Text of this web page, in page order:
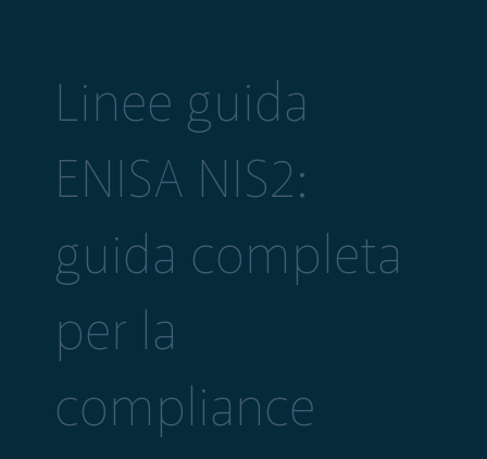
Linee guida
ENISA NIS2:
guida completa
per la
compliance